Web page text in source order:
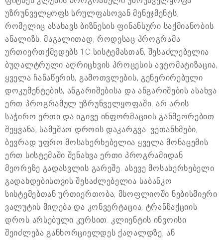
უზრუნველყოფს სრულფასოვან მენეჯმენტს,
რომელიც ასახავს ბიზნესის ფინანსური საქმიანობის
ანალიზს. მაგალითად, როდესაც პროგრამა
ურთიერთქმედებს 1C სისტემასთან, შესაძლებელია
ბუღალტრული აღრიცხვის პროცესის ავტომატიზაცია,
ყველა ჩანაწერის, გამოთვლების, გენერირებული
დოკუმენტების, ანგარიშებისა და ანგარიშების ასახვა
ერთ პროგრამულ უზრუნველყოფაში. არ არის
საჭირო ერთი და იგივე ინფორმაციის განმეორებით
შეყვანა, სამუშაო დროის დაკარგვა. ვეთანხმები,
ბევრად უფრო მოსახერხებელია ყველა მონაცემის
ერთ სისტემაში შენახვა ერთი პროგრამიდან
მეორეზე გადასვლის გარეშე. ასევე მოსახერხებელი
გადახდებისთვის შესაძლებელია საბანკო
სისტემებთან ურთიერთობა, მსოფლიოში ნებისმიერი
ვალუტის მიღება და კონვერტაცია, ტრანზაქციის
დროს არსებული კურსით. კლიენტის ინვოისი
შეიძლება განხორციელდეს ქაღალდზე, ან